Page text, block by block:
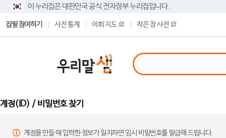
이 누리집은 대한민국 공식 전자정부 누리집입니다.
집필 참여하기 사전 통계 어휘 지도 작은 창 사전
계정(ID) / 비밀번호 찾기
계정을 만들 때 입력한 정보가 일치하면 임시 비밀번호를 발급해 드립니다.